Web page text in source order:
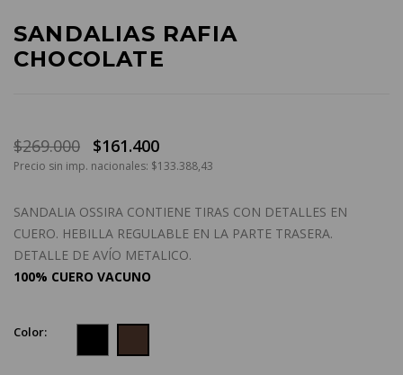
SANDALIAS RAFIA
CHOCOLATE
$269.000 $161.400
Precio sin imp. nacionales: $133.388,43
SANDALIA OSSIRA CONTIENE TIRAS CON DETALLES EN
CUERO. HEBILLA REGULABLE EN LA PARTE TRASERA.
DETALLE DE AVÍO METALICO.
100% CUERO VACUNO
Color: